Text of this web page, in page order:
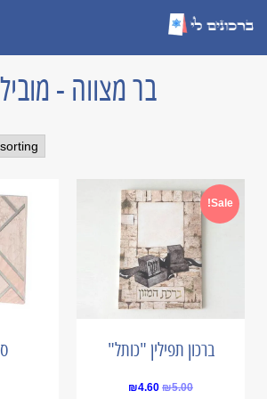
בר מצווה -
Sale!
ברכון תפילין "כותל"
₪5.00
Original
₪4.60